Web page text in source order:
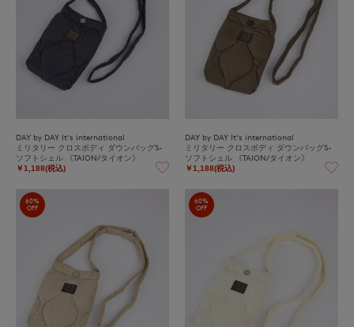
DAY by DAY It's international
ミリタリー クロスボディ ダウンバッグS-
ソフトシェル 《TAION/タイオン》
￥1,188(税込)
DAY by DAY It's international
ミリタリー クロスボディ ダウンバッグS-
ソフトシェル 《TAION/タイオン》
￥1,188(税込)
60%
OFF
60%
OFF